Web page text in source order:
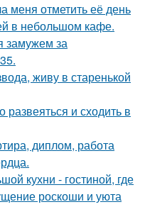
меня отметить её день
в небольшом кафе.
замужем за
живу в старенькой
и сходить в
диплом, работа
кухни - гостиной, где
роскоши и уюта